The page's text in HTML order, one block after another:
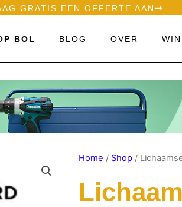
GRATIS EEN OFFERTE AAN
BOL BLOG OVER
Home / Shop /